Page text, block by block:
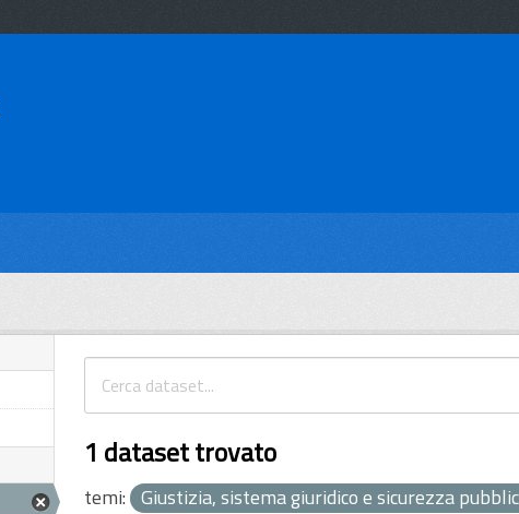
1 dataset trovato
temi: Giustizia, sistema giuridico e sicurezza